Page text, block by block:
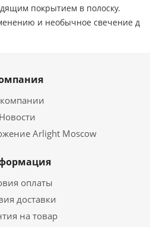
покрытием в полоску.
и необычное свечение д
Новости
Arlight Moscow
оплаты
доставки
на товар